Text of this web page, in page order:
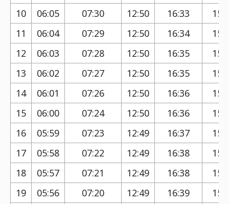
10
06:05 07:30 12:50 16:33
11
06:04 07:29 12:50 16:34
12
06:03 07:28 12:50 16:35
13
06:02 07:27 12:50 16:35
14
06:01 07:26 12:50 16:36
15
06:00 07:24 12:50 16:36
16
05:59 07:23 12:49 16:37
17
05:58 07:22 12:49 16:38
18
05:57 07:21 12:49 16:38
19
05:56 07:20 12:49 16:39